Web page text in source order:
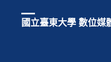
國立臺東大學 數位媒